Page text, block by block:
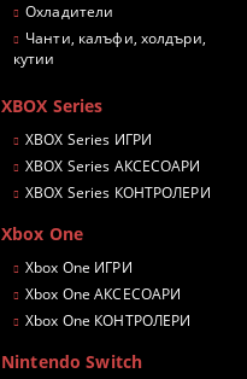
Охладители
Чанти, калъфи, холдъри,
кутии
XBOX Series
XBOX Series ИГРИ
XBOX Series АКСЕСОАРИ
XBOX Series КОНТРОЛЕРИ
Xbox One
Xbox One ИГРИ
Xbox One АКСЕСОАРИ
Xbox One КОНТРОЛЕРИ
Nintendo Switch